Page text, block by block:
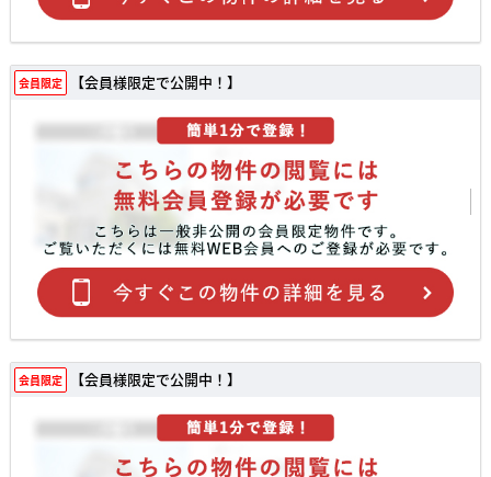
会員限定 【会員様限定で公開中！】
会員限定 【会員様限定で公開中！】